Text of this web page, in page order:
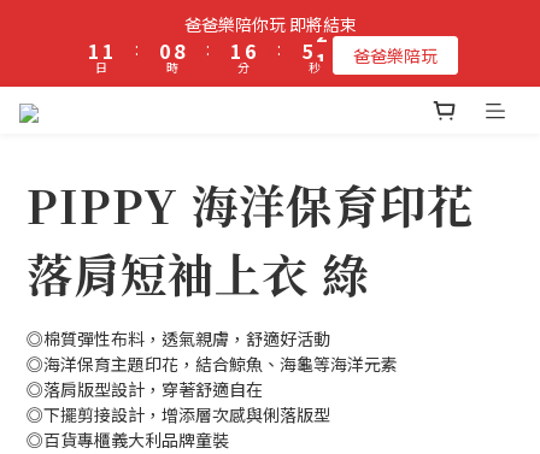
立即加入PIPPY會員即贈$100元購物金!
爸爸樂陪你玩 即將結束
1
0
1
0
日
:
08
7
3
0
時
:
2
1
0
7
6
5
1
0
分
:
6
5
4
0
2
1
0
秒 爸爸樂陪玩
PIPPY 海洋保育印花
落肩短袖上衣 綠
◎棉質彈性布料，透氣親膚，舒適好活動
◎海洋保育主題印花，結合鯨魚、海龜等海洋元素
◎落肩版型設計，穿著舒適自在
◎下擺剪接設計，增添層次感與俐落版型
◎百貨專櫃義大利品牌童裝